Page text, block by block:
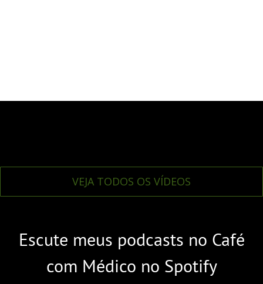
VEJA TODOS OS VÍDEOS
Escute meus podcasts no Café
com Médico no Spotify